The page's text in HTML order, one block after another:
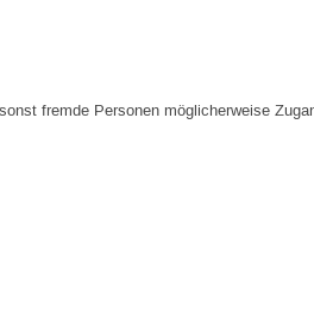
fremde Personen möglicherweise